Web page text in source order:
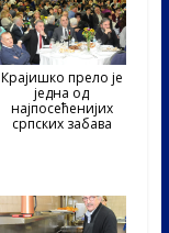
Крајишко прело је
једна од
најпосећенијих
српских забава